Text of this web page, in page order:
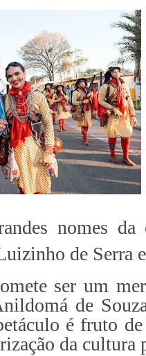
nomes
de Serra
ser um
de
é fruto
da cultura